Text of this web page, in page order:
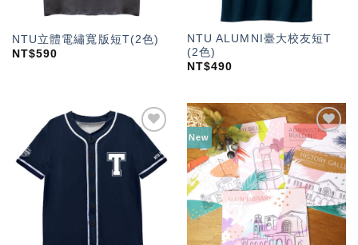
NTU立體電繡寬版短T(2色)
NT$590
NTU ALUMNI臺大校友短T
(2色)
NT$490
加入
「願
望輕
單」
New
加入
「願
望輕
單」